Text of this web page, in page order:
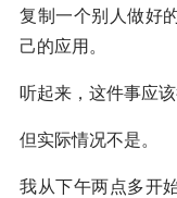
复制一个别人做好
己的应用。
听起来，这件事应
但实际情况不是。
我从下午两点多开